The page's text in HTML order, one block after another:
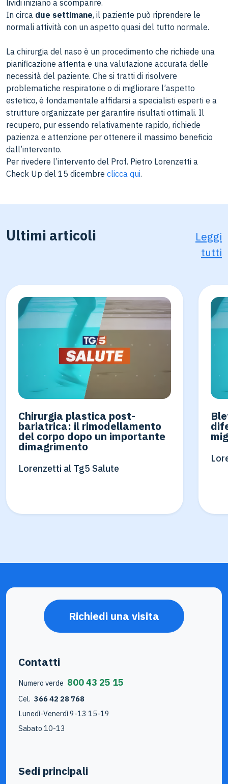
lividi iniziano a scomparire.
In circa due settimane, il paziente può riprendere le
normali attività con un aspetto quasi del tutto normale.
La chirurgia del naso è un procedimento che richiede una
pianificazione attenta e una valutazione accurata delle
necessità del paziente. Che si tratti di risolvere
problematiche respiratorie o di migliorare l’aspetto
estetico, è fondamentale affidarsi a specialisti esperti e a
strutture organizzate per garantire risultati ottimali. Il
recupero, pur essendo relativamente rapido, richiede
pazienza e attenzione per ottenere il massimo beneficio
dall’intervento.
Per rivedere l’intervento del Prof. Pietro Lorenzetti a
Check Up del 15 dicembre clicca qui.
Ultimi articoli
Leggi
tutti
Chirurgia plastica post-
bariatrica: il rimodellamento
del corpo dopo un importante
dimagrimento
Lorenzetti al Tg5 Salute
Richiedi una visita
Contatti
Numero verde 800 43 25 15
Cel. 366 42 28 768
Lunedì-Venerdì 9-13 15-19
Sabato 10-13
Sedi principali